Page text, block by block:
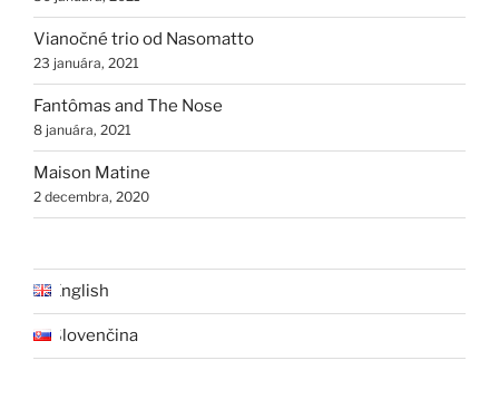
Vianočné trio od Nasomatto
23 januára, 2021
Fantômas and The Nose
8 januára, 2021
Maison Matine
2 decembra, 2020
English
Slovenčina